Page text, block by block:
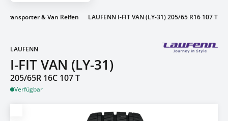
Transporter & Van Reifen LAUFENN I-FIT VAN (LY-31) 205/65 R16 107 T
LAUFENN
I-FIT VAN (LY-31)
205/65R 16C 107 T
Verfügbar